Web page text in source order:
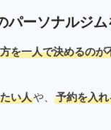
パーソナルジ
を一人で決めるのが
い人や、 予約を入